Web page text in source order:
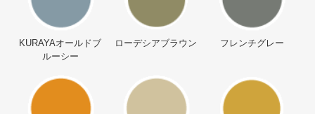
KURAYAオールドブ
ルーシー
ローデシアブラウン フレンチグレー